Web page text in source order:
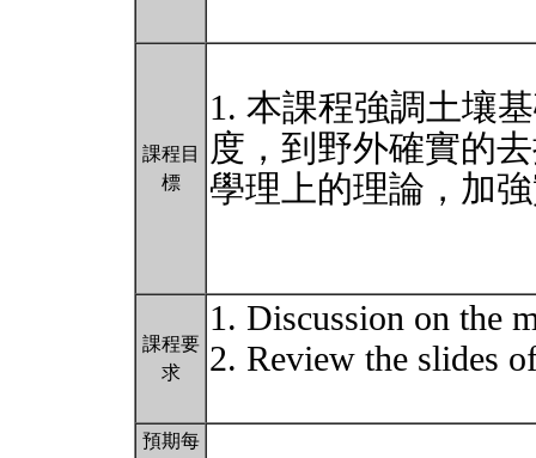
課程目
標
1. 本課程強調土壤
度，到野外確實的
學理上的理論，加
課程要
求
1. Discussion on the
2. Review the slides
預期每